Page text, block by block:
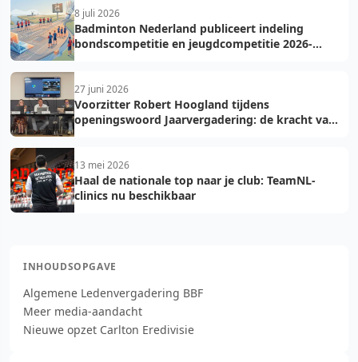
8 juli 2026
Badminton Nederland publiceert indeling
bondscompetitie en jeugdcompetitie 2026-
27 juni 2026
Voorzitter Robert Hoogland tijdens
openingswoord Jaarvergadering: de kracht van
13 mei 2026
Haal de nationale top naar je club: TeamNL-
clinics nu beschikbaar
INHOUDSOPGAVE
Algemene Ledenvergadering BBF
Meer media-aandacht
Nieuwe opzet Carlton Eredivisie